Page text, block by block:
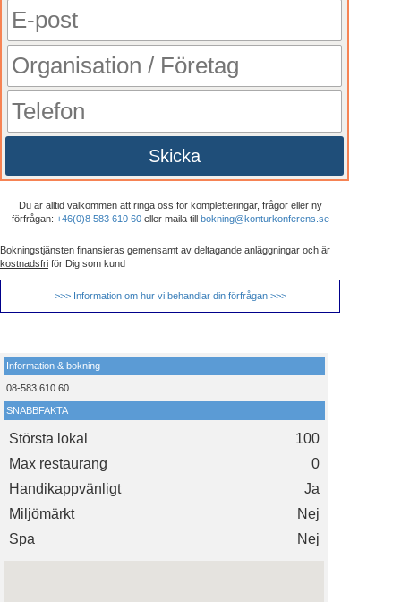
Skicka
Du är alltid välkommen att ringa oss för kompletteringar, frågor eller ny
förfrågan: +46(0)8 583 610 60eller maila till bokning@konturkonferens.se
Bokningstjänsten finansieras gemensamt av deltagande anläggningar och är
kostnadsfri för Dig som kund
>>> Information om hur vi behandlar din förfrågan >>>
Information & bokning
08-583 610 60
SNABBFAKTA
Största lokal
100
Max restaurang
0
Handikappvänligt
Ja
Miljömärkt
Nej
Spa
Nej